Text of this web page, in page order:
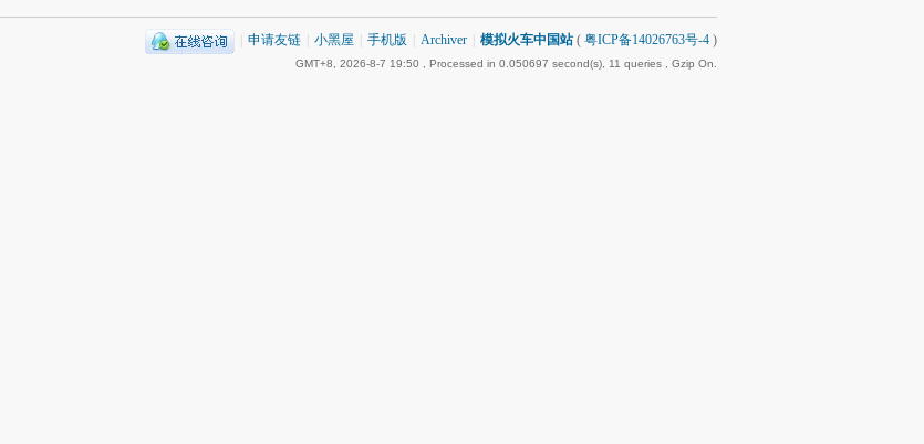
申请友链 小黑屋 手机版 Archiver 模拟火车中国站( 粤ICP备14026763号-4 )
GMT+8, 2026-8-7 19:50 , Processed in 0.050697 second(s), 11 queries , Gzip On.